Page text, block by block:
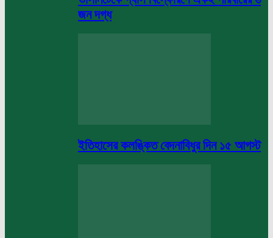
জন দগ্ধ
ইতিহাসের কলঙ্কিত বেদনাবিধুর দিন ১৫ আগস্ট